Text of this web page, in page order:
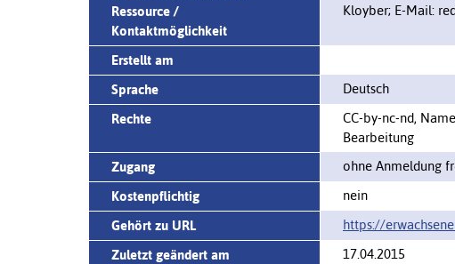
Ressource /
Kontaktmöglichkeit
Kloyber; E-Mail:
Erstellt am
Sprache
Deutsch
Rechte
CC-by-nc-nd,
Bearbeitung
Zugang
ohne Anmeldung
Kostenpflichtig
nein
Gehört zu URL
https://
Zuletzt geändert am
17.04.2015